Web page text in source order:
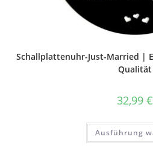
Schallplattenuhr-Just-Married |
Qualität
32,99 €
Ausführung